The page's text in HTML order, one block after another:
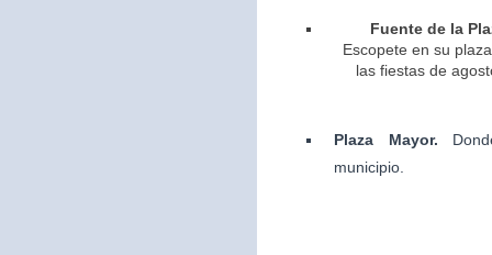
Fuente de la
Escopete en su
las fiestas de
Plaza Mayor.
municipio.